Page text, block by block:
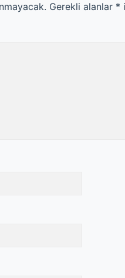
Gerekli alanlar *